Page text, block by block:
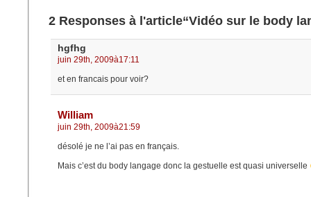
2 Responses à l'article“Vidéo sur le body
hgfhg
juin 29th, 2009à17:11
et en francais pour voir?
William
juin 29th, 2009à21:59
désolé je ne l’ai pas en français.
Mais c’est du body langage donc la gestuelle est quasi universelle